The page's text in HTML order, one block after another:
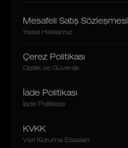
Mesafeli Satış Sözleşmesi
Yasal Haklarınız
Çerez Politikası
Gizlilik ve Güvenlik
İade Politikası
İade Politikası
KVKK
Veri Koruma Esasları